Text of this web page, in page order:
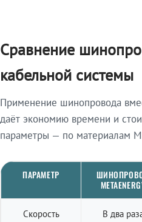
Сравнение
кабельной системы
Применение шинопровода
даёт экономию времени и
параметры — по материалам
ПАРАМЕТР
Скорость
В два